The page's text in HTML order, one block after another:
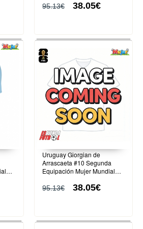
95.13€ 38.05€
Uruguay Giorgian de
Arrascaeta #10 Segunda
Equipación Mujer Mundial
95.13€ 38.05€